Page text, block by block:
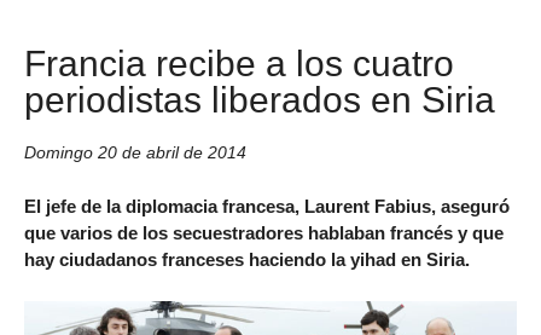
Francia recibe a los cuatro
periodistas liberados en Siria
Domingo 20 de abril de 2014
El jefe de la diplomacia francesa, Laurent Fabius, aseguró
que varios de los secuestradores hablaban francés y que
hay ciudadanos franceses haciendo la yihad en Siria.